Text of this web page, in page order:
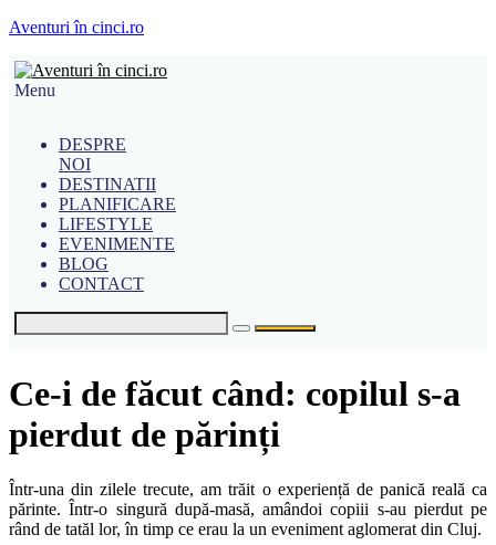
Aventuri în cinci.ro
Menu
DESPRE
NOI
DESTINATII
PLANIFICARE
LIFESTYLE
EVENIMENTE
BLOG
CONTACT
Ce-i de făcut când: copilul s-a
pierdut de părinți
Într-una din zilele trecute, am trăit o experiență de panică reală ca
părinte. Într-o singură după-masă, amândoi copiii s-au pierdut pe
rând de tatăl lor, în timp ce erau la un eveniment aglomerat din Cluj.